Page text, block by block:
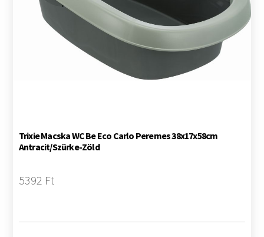
Trixie Macska WC Be Eco Carlo Peremes 38x17x58cm
Antracit/Szürke-Zöld
5392 Ft